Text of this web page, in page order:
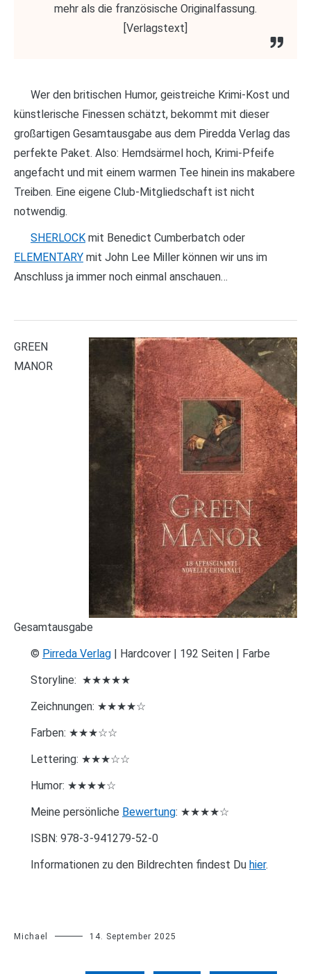
mehr als die französische Originalfassung.
[Verlagstext]
Wer den britischen Humor, geistreiche Krimi-Kost und
künstlerische Finessen schätzt, bekommt mit dieser
großartigen Gesamtausgabe aus dem Piredda Verlag das
perfekte Paket. Also: Hemdsärmel hoch, Krimi-Pfeife
angefacht und mit einem warmen Tee hinein ins makabere
Treiben. Eine eigene Club-Mitgliedschaft ist nicht
notwendig.
SHERLOCK mit Benedict Cumberbatch oder
ELEMENTARY mit John Lee Miller können wir uns im
Anschluss ja immer noch einmal anschauen…
GREEN
MANOR
Gesamtausgabe
© Pirreda Verlag | Hardcover | 192 Seiten | Farbe
Storyline: ★★★★★
Zeichnungen: ★★★★☆
Farben: ★★★☆☆
Lettering: ★★★☆☆
Humor: ★★★★☆
Meine persönliche Bewertung: ★★★★☆
ISBN: 978-3-941279-52-0
Informationen zu den Bildrechten findest Du hier.
Michael 14. September 2025